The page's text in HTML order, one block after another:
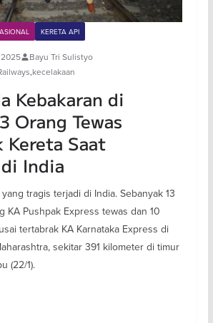
KERETA API
Bayu Tri Sulistyo
,kecelakaan
Kebakaran di
Orang Tewas
Kereta Saat
India
tragis terjadi di India. Sebanyak 13
KA Pushpak Express tewas dan 10
tertabrak KA Karnataka Express di
sekitar 391 kilometer di timur
(22/1).